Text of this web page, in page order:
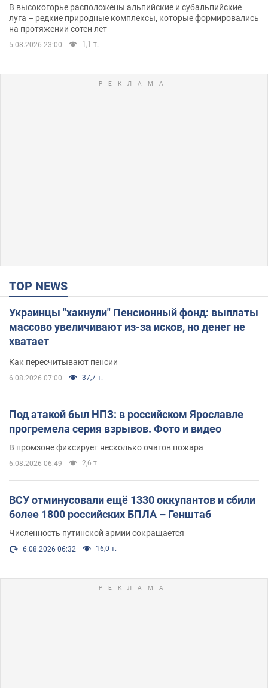
В высокогорье расположены альпийские и субальпийские
луга – редкие природные комплексы, которые формировались
на протяжении сотен лет
5.08.2026 23:00 1,1 т.
TOP NEWS
Украинцы "хакнули" Пенсионный фонд: выплаты
массово увеличивают из-за исков, но денег не
хватает
Как пересчитывают пенсии
6.08.2026 07:00 37,7 т.
Под атакой был НПЗ: в российском Ярославле
прогремела серия взрывов. Фото и видео
В промзоне фиксирует несколько очагов пожара
6.08.2026 06:49 2,6 т.
ВСУ отминусовали ещё 1330 оккупантов и сбили
более 1800 российских БПЛА – Генштаб
Численность путинской армии сокращается
6.08.2026 06:32 16,0 т.